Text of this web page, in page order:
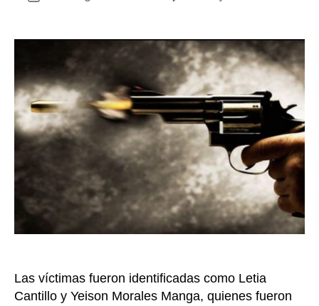
entrada
a
dos
en
Zona
Las víctimas fueron identificadas como Letia
Cantillo y Yeison Morales Manga, quienes fueron